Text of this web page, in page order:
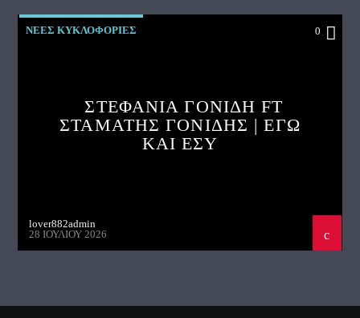
ΝΕΕΣ ΚΥΚΛΟΦΟΡΙΕΣ 0
ΣΤΕΦΑΝΙΑ ΓΟΝΙΔΗ FT
ΣΤΑΜΑΤΗΣ ΓΟΝΙΔΗΣ | ΕΓΩ
ΚΑΙ ΕΣΥ
lover882admin
28 ΙΟΥΛΊΟΥ 2026